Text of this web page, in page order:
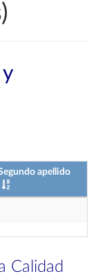
apellido
Calidad